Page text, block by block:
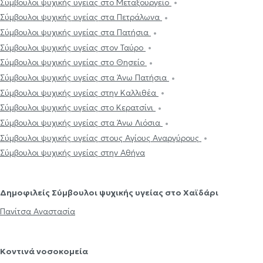
Σύμβουλοι ψυχικής υγείας στο Μεταξουργείο
Σύμβουλοι ψυχικής υγείας στα Πετράλωνα
Σύμβουλοι ψυχικής υγείας στα Πατήσια
Σύμβουλοι ψυχικής υγείας στον Ταύρο
Σύμβουλοι ψυχικής υγείας στο Θησείο
Σύμβουλοι ψυχικής υγείας στα Άνω Πατήσια
Σύμβουλοι ψυχικής υγείας στην Καλλιθέα
Σύμβουλοι ψυχικής υγείας στο Κερατσίνι
Σύμβουλοι ψυχικής υγείας στα Άνω Λιόσια
Σύμβουλοι ψυχικής υγείας στους Αγίους Αναργύρους
Σύμβουλοι ψυχικής υγείας στην Αθήνα
Δημοφιλείς Σύμβουλοι ψυχικής υγείας στο Χαϊδάρι
Πανίτσα Αναστασία
Κοντινά νοσοκομεία